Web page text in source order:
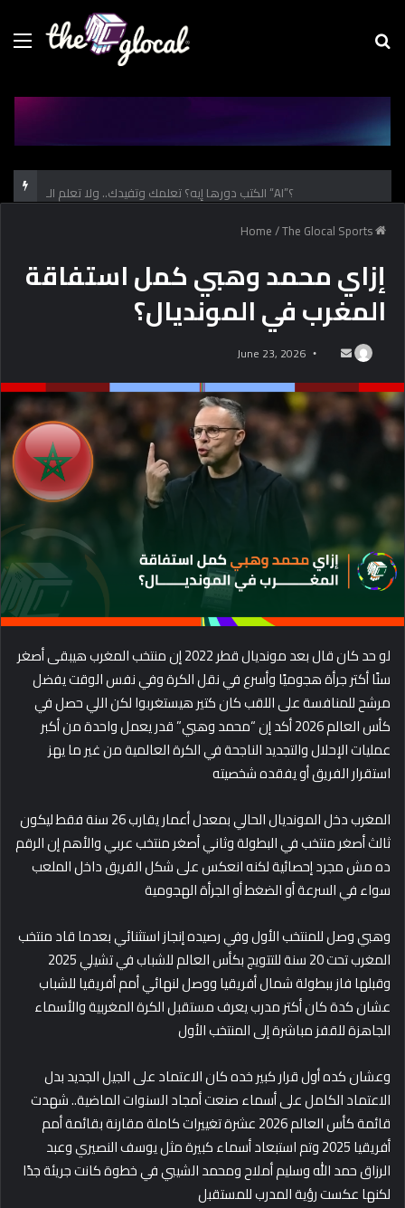
Menu
الكتب دورها إيه؟ تعلمك وتفيدك.. ولا تعلم الـ “AI”؟
/The Glocal Sports
إزاي محمد وهبي كمل استفاقة
المغرب في المونديال؟
n
d
e
i
l
June 23, 2026
لو حد كان قال بعد مونديال قطر 2022 إن منتخب المغرب هيبقى أصغر
سنًا أكتر جرأة هجوميًا وأسرع في نقل الكرة وفي نفس الوقت يفضل
مرشح للمنافسة على اللقب كان كتير هيستغربوا لكن اللي حصل في
كأس العالم 2026 أكد إن “محمد وهبي” قدر يعمل واحدة من أكبر
عمليات الإحلال والتجديد الناجحة في الكرة العالمية من غير ما يهز
استقرار الفريق أو يفقده شخصيته
المغرب دخل المونديال الحالي بمعدل أعمار يقارب 26 سنة فقط ليكون
ثالث أصغر منتخب في البطولة وثاني أصغر منتخب عربي والأهم إن الرقم
ده مش مجرد إحصائية لكنه انعكس على شكل الفريق داخل الملعب
سواء في السرعة أو الضغط أو الجرأة الهجومية
وهبي وصل للمنتخب الأول وفي رصيده إنجاز استثنائي بعدما قاد منتخب
المغرب تحت 20 سنة للتتويج بكأس العالم للشباب في تشيلي 2025
وقبلها فاز ببطولة شمال أفريقيا ووصل لنهائي أمم أفريقيا للشباب
عشان كدة كان أكتر مدرب يعرف مستقبل الكرة المغربية والأسماء
الجاهزة للقفز مباشرة إلى المنتخب الأول
وعشان كده أول قرار كبير خده كان الاعتماد على الجيل الجديد بدل
الاعتماد الكامل على أسماء صنعت أمجاد السنوات الماضية.. شهدت
قائمة كأس العالم 2026 عشرة تغييرات كاملة مقارنة بقائمة أمم
أفريقيا 2025 وتم استبعاد أسماء كبيرة مثل يوسف النصيري وعبد
الرزاق حمد الله وسليم أملاح ومحمد الشيبي في خطوة كانت جريئة جدًا
لكنها عكست رؤية المدرب للمستقبل